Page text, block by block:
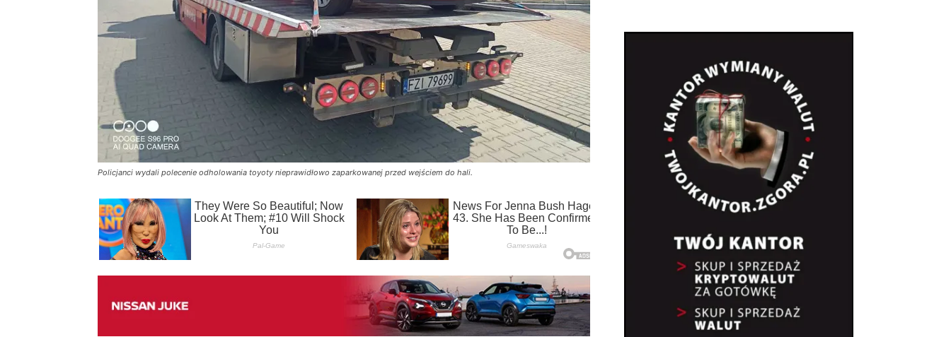
Policjanci wydali polecenie odholowania toyoty nieprawidłowo zaparkowanej przed wejściem do hali.